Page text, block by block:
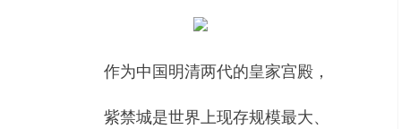
作为中国明清两代的皇家宫殿，
紫禁城是世界上现存规模最大、